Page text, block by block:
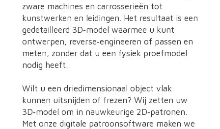
zware machines en carrosserieën tot
kunstwerken en leidingen. Het resultaat is een
gedetailleerd 3D‑model waarmee u kunt
ontwerpen, reverse‑engineeren of passen en
meten, zonder dat u een fysiek proefmodel
nodig heeft.
Wilt u een driedimensionaal object vlak
kunnen uitsnijden of frezen? Wij zetten uw
3D‑model om in nauwkeurige 2D‑patronen.
Met onze digitale patroonsoftware maken we